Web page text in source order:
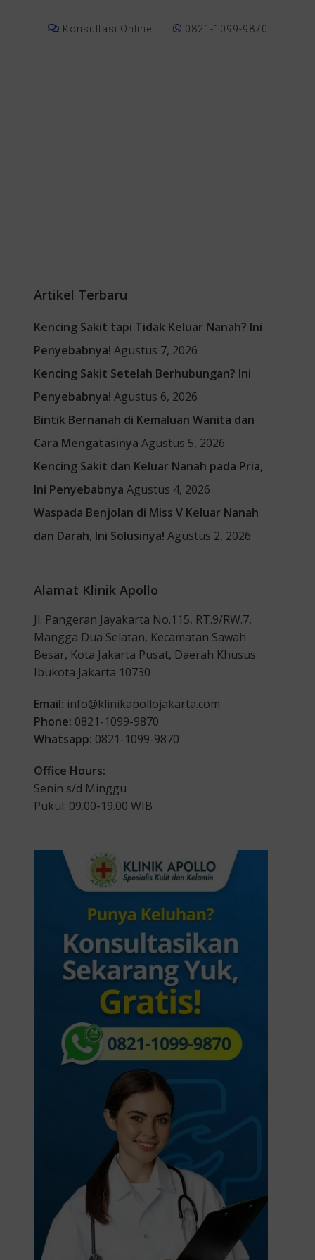
Konsultasi Online 0821-1099-9870
Artikel Terbaru
Kencing Sakit tapi Tidak Keluar Nanah? Ini
Penyebabnya! Agustus 7, 2026
Kencing Sakit Setelah Berhubungan? Ini
Penyebabnya! Agustus 6, 2026
Bintik Bernanah di Kemaluan Wanita dan
Cara Mengatasinya Agustus 5, 2026
Kencing Sakit dan Keluar Nanah pada Pria,
Ini Penyebabnya Agustus 4, 2026
Waspada Benjolan di Miss V Keluar Nanah
dan Darah, Ini Solusinya! Agustus 2, 2026
Alamat Klinik Apollo
Jl. Pangeran Jayakarta No.115, RT.9/RW.7,
Mangga Dua Selatan, Kecamatan Sawah
Besar, Kota Jakarta Pusat, Daerah Khusus
Ibukota Jakarta 10730
Email: info@klinikapollojakarta.com
Phone: 0821-1099-9870
Whatsapp: 0821-1099-9870
Office Hours:
Senin s/d Minggu
Pukul: 09.00-19.00 WIB